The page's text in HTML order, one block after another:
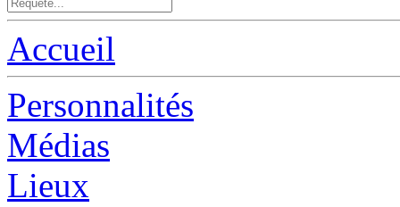
Accueil
Personnalités
Médias
Lieux